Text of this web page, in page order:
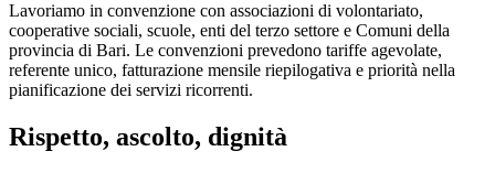
Lavoriamo in convenzione con associazioni di volontariato,
cooperative sociali, scuole, enti del terzo settore e Comuni della
provincia di Bari. Le convenzioni prevedono tariffe agevolate,
referente unico, fatturazione mensile riepilogativa e priorità nella
pianificazione dei servizi ricorrenti.
Rispetto, ascolto, dignità